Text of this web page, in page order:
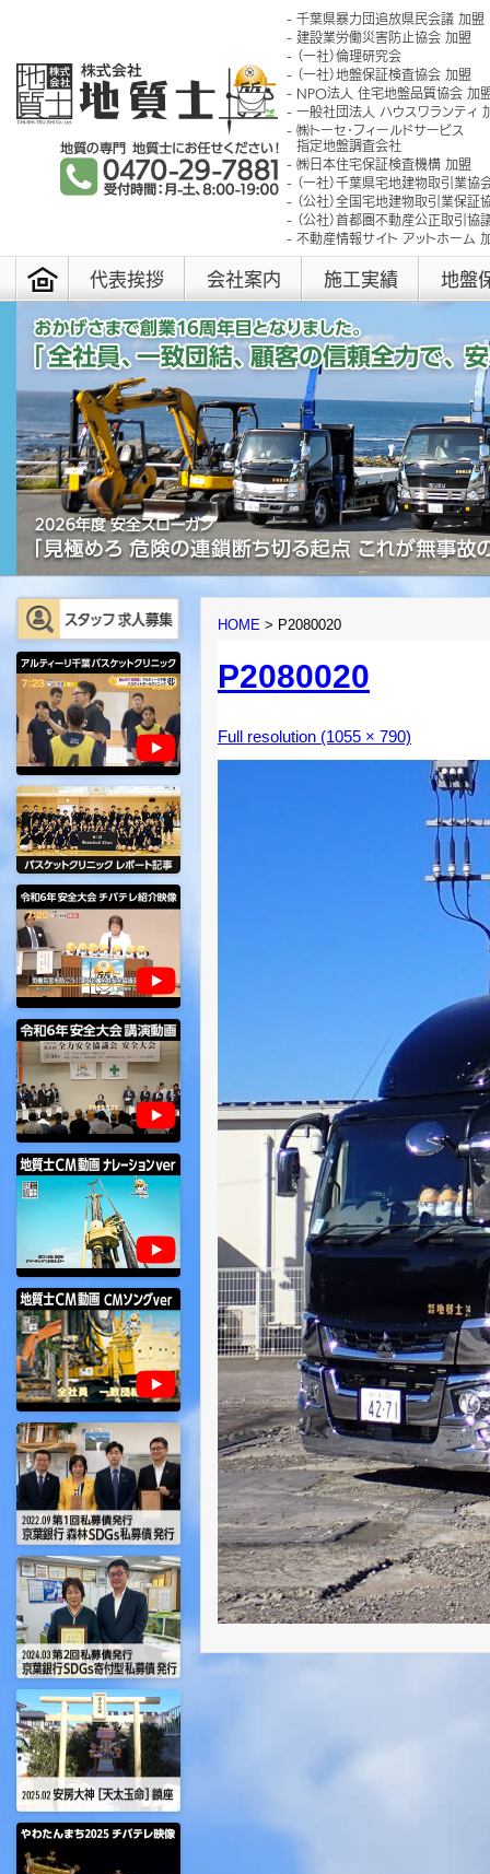
千葉県暴力団追放県民会議 加盟
建設業労働災害防止協会 加盟
（一社）倫理研究会
（一社）地盤保証検査協会 加盟
NPO法人 住宅地盤品質協会 加
一般社団法人 ハウスワランティ
㈱トーセ･フィールドサービス
指定地盤調査会社
㈱日本住宅保証検査機構 加盟
（一社）千葉県宅地建物取引業協
（公社）全国宅地建物取引業保証
（公社）首都圏不動産公正取引協
不動産情報サイト アットホーム
代表挨拶 会社案内 施工実績 地盤
HOME > P2080020
P2080020
Full resolution (1055 × 790)